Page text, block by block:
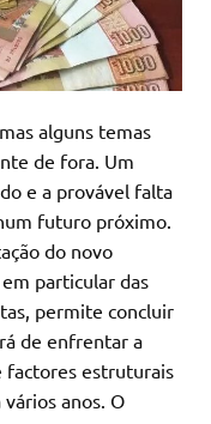
alguns temas
de fora. Um
e a provável falta
futuro próximo.
do novo
particular das
permite concluir
de enfrentar a
factores estruturais
anos. O